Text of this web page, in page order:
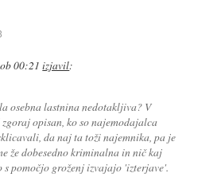
00:21 izjavil:
osebna lastnina nedotakljiva? V
opisan, ko so najemodajalca
da naj ta toži najemnika, pa je
že dobesedno kriminalna in nič kaj
s pomočjo groženj izvajajo 'izterjave'.